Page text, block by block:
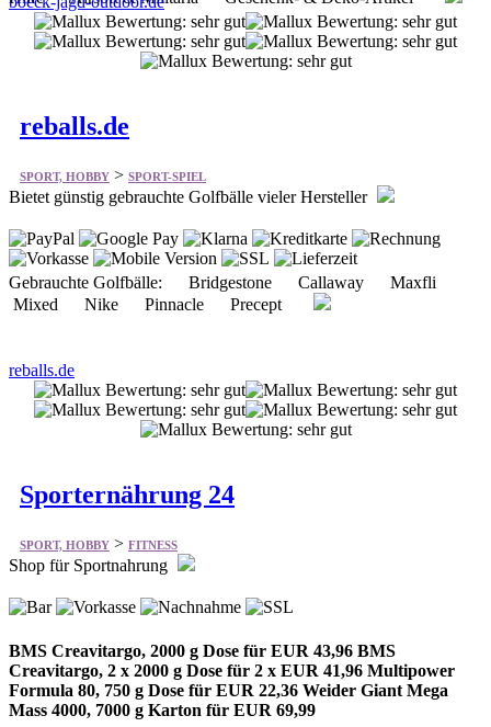
reballs.de
SPORT, HOBBY > SPORT-SPIEL
Bietet günstig gebrauchte Golfbälle vieler Hersteller
Gebrauchte Golfbälle: Bridgestone Callaway Maxfli
Mixed Nike Pinnacle Precept
reballs.de
Sporternährung 24
SPORT, HOBBY > FITNESS
Shop für Sportnahrung
BMS Creavitargo, 2000 g Dose für EUR 43,96 BMS
Creavitargo, 2 x 2000 g Dose für 2 x EUR 41,96 Multipower
Formula 80, 750 g Dose für EUR 22,36 Weider Giant Mega
Mass 4000, 7000 g Karton für EUR 69,99